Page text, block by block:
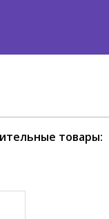
товары: